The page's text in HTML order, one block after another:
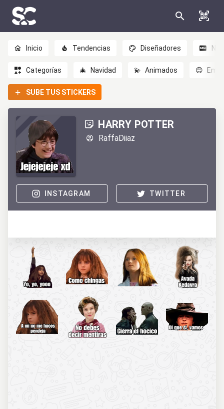
Inicio Tendencias Diseñadores
Categorías 🎄 Navidad 💫 Animados 😊
SUBE TUS STICKERS
HARRY POTTER
RaffaDiiaz
INSTAGRAM TWITTER